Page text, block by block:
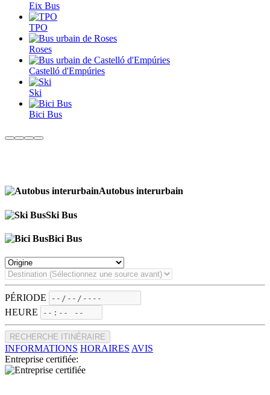
Eix Bus
TPO
Roses
Castelló d'Empúries
Ski
Bici Bus
Autobus interurbain
Ski Bus
Bici Bus
PÉRIODE
HEURE
RECHERCHE ITINÉRAIRE
INFORMATIONS HORAIRES AVIS
Entreprise certifiée: